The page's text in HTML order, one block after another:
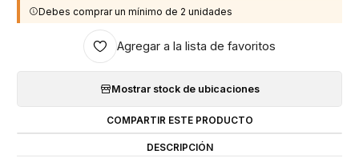
Debes comprar un mínimo de 2 unidades
Agregar a la lista de favoritos
Mostrar stock de ubicaciones
COMPARTIR ESTE PRODUCTO
DESCRIPCIÓN